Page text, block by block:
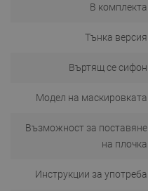
В комплекта
Тънка версия
Въртящ се сифон
Модел на маскировката
Възможност за поставяне
на плочка
Инструкции за употреба